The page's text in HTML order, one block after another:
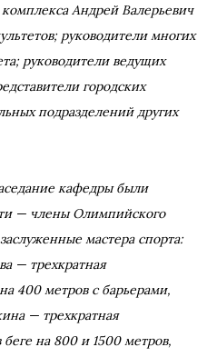
Андрей Валерьевич
руководители многих
руководители ведущих
городских
подразделений других
кафедры были
— члены Олимпийского
мастера спорта:
— трехкратная
400 метров с барьерами,
— трехкратная
на 800 и 1500 метров,